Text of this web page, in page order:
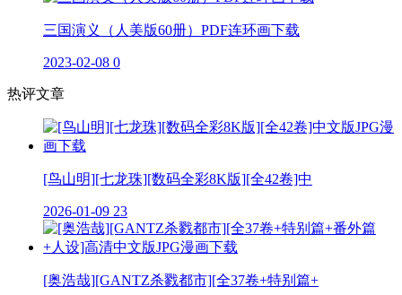
三国演义（人美版60册）PDF连环画下载
2023-02-08 0
热评文章
[鸟山明][七龙珠][数码全彩8K版][全42卷]中
2026-01-09 23
[奥浩哉][GANTZ杀戮都市][全37卷+特别篇+